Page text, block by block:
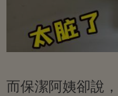
而保潔阿姨卻說，